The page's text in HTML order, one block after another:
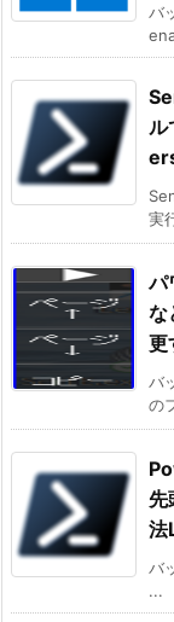
バ
ル
実
パ
な
更
バ
の
先
法
バ
...